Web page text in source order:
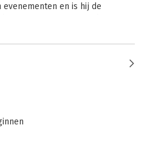
en is hij de
Wietse Louwes